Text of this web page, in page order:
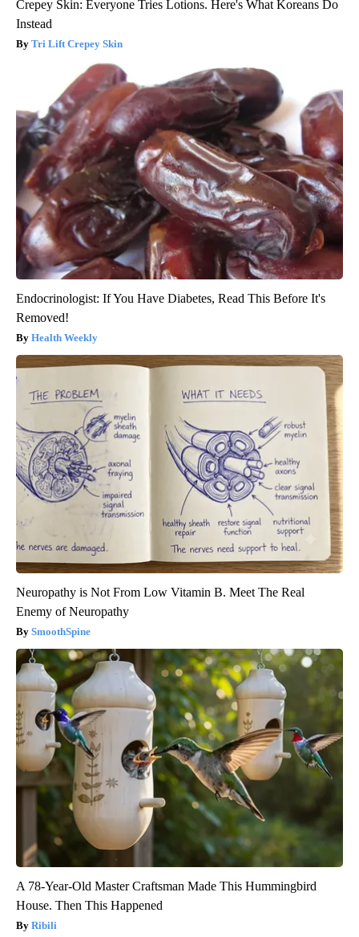
Crepey Skin: Everyone Tries Lotions. Here's What Koreans Do
Instead
Tri Lift Crepey Skin
Endocrinologist: If You Have Diabetes, Read This Before It's
Removed!
Health Weekly
Neuropathy is Not From Low Vitamin B. Meet The Real
Enemy of Neuropathy
SmoothSpine
A 78-Year-Old Master Craftsman Made This Hummingbird
House. Then This Happened
Ribili